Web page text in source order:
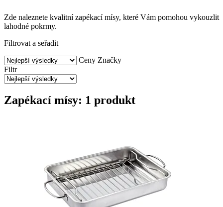
Zde naleznete kvalitní zapékací mísy, které Vám pomohou vykouzlit
lahodné pokrmy.
Filtrovat a seřadit
Ceny Značky
Filtr
Zapékací mísy: 1 produkt